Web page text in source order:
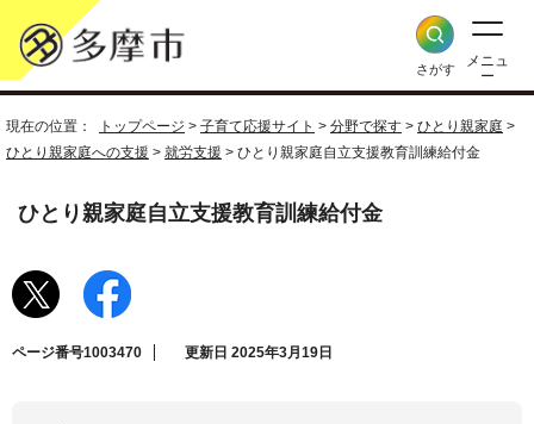
さがす
メニュ
ー
現在の位置： トップページ > 子育て応援サイト > 分野で探す > ひとり親家庭 >
ひとり親家庭への支援 > 就労支援 > ひとり親家庭自立支援教育訓練給付金
ひとり親家庭自立支援教育訓練給付金
ページ番号1003470 更新日 2025年3月19日